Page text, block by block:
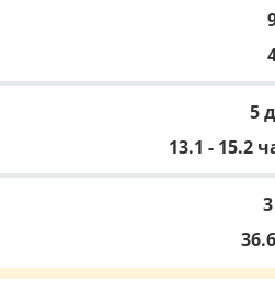
5
13.1 - 15.2